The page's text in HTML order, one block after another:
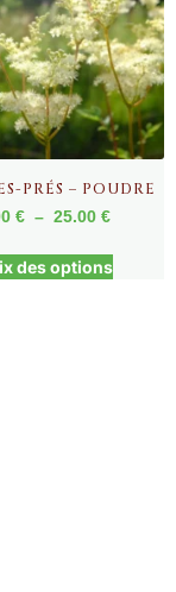
PRÉS – POUDRE
€ – 25.00 €
des options